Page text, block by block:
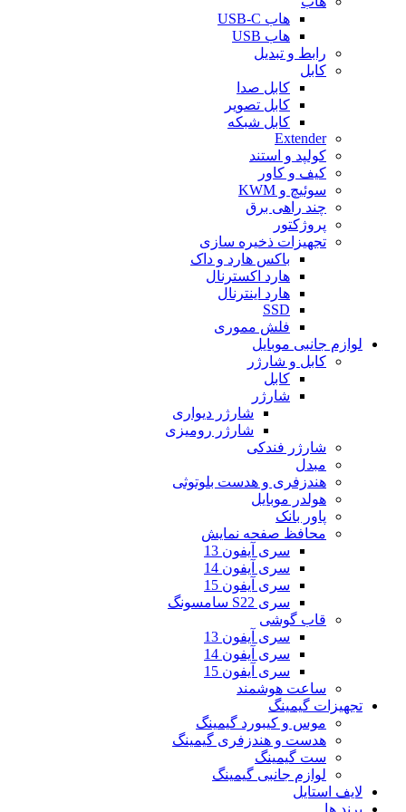
هاب USB-C
هاب USB
رابط و تبدیل
کابل
کابل صدا
کابل تصویر
کابل شبکه
Extender
کولپد و استند
کیف و کاور
سوئیچ و KWM
چند راهی برق
پروژکتور
تجهیزات ذخیره سازی
باکس هارد و داک
هارد اکسترنال
هارد اینترنال
SSD
فلش مموری
لوازم جانبی موبایل
کابل و شارژر
کابل
شارژر
شارژر دیواری
شارژر رومیزی
شارژر فندکی
مبدل
هندزفری و هدست بلوتوثی
هولدر موبایل
پاور بانک
محافظ صفحه نمایش
سری آیفون 13
سری آیفون 14
سری آیفون 15
سری S22 سامسونگ
قاب گوشی
سری آیفون 13
سری آیفون 14
سری آیفون 15
ساعت هوشمند
تجهیزات گیمینگ
موس و کیبورد گیمینگ
هدست و هندزفری گیمینگ
ست گیمینگ
لوازم جانبی گیمینگ
لایف استایل
برند ها